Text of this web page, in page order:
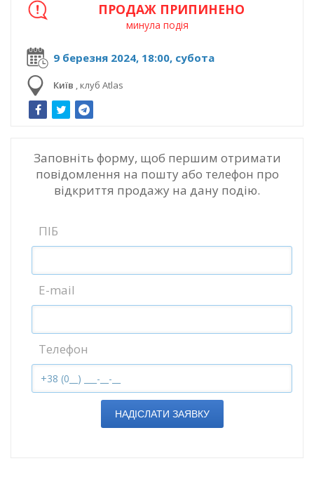
9 березня 2024, 18:00, субота
Київ , клуб Atlas
ПРОДАЖ ПРИПИНЕНО
минула подія
Заповніть форму, щоб першим отримати
повідомлення на пошту або телефон про
відкриття продажу на дану подію.
ПІБ
E-mail
Телефон
НАДІСЛАТИ ЗАЯВКУ